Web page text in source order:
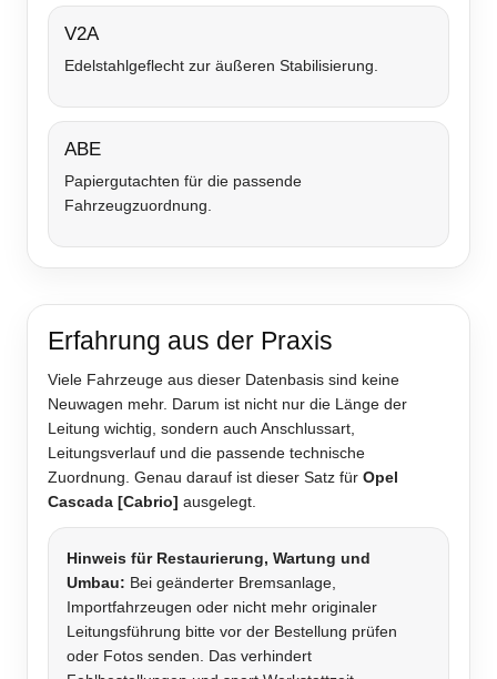
V2A
Edelstahlgeflecht zur äußeren Stabilisierung.
ABE
Papiergutachten für die passende
Fahrzeugzuordnung.
Erfahrung aus der Praxis
Viele Fahrzeuge aus dieser Datenbasis sind keine
Neuwagen mehr. Darum ist nicht nur die Länge der
Leitung wichtig, sondern auch Anschlussart,
Leitungsverlauf und die passende technische
Zuordnung. Genau darauf ist dieser Satz für Opel
Cascada [Cabrio] ausgelegt.
Hinweis für Restaurierung, Wartung und
Umbau: Bei geänderter Bremsanlage,
Importfahrzeugen oder nicht mehr originaler
Leitungsführung bitte vor der Bestellung prüfen
oder Fotos senden. Das verhindert